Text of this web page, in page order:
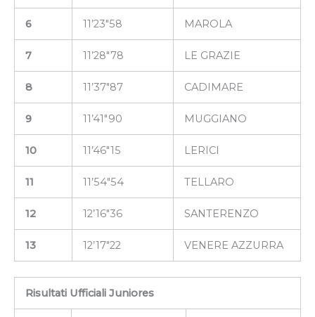
6 11’23″58 MAROLA
7 11’28″78 LE GRAZIE
8 11’37″87 CADIMARE
9 11’41″90 MUGGIANO
10 11’46″15 LERICI
11 11’54″54 TELLARO
12 12’16″36 SANTERENZO
13 12’17″22 VENERE AZZURRA
Risultati Ufficiali Juniores